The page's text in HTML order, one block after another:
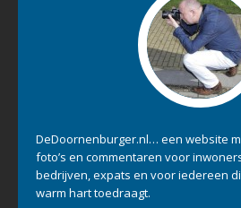
DeDoornenburger.nl… een website
foto’s en commentaren voor
bedrijven, expats en voor iedereen
warm hart toedraagt.